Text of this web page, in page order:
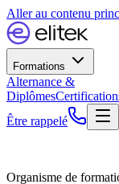
Aller au contenu
Formations
Alternance &
Diplômes
Être rappelé
Organisme de